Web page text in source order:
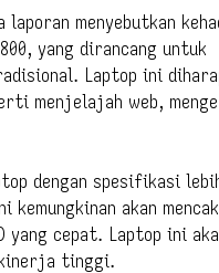
laporan menyebutkan
yang dirancang untuk
Laptop ini
menjelajah web,
dengan spesifikasi
akan
yang cepat. Laptop ini
kinerja tinggi.